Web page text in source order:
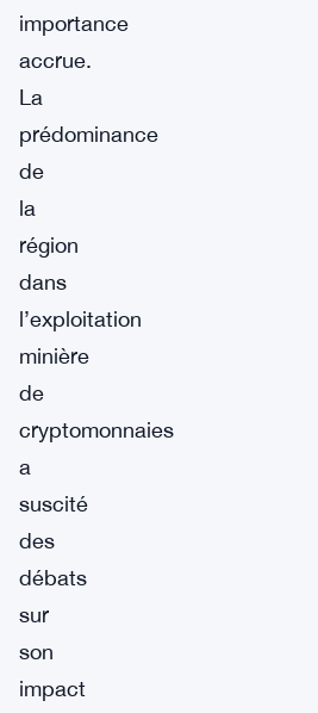
importance
accrue.
La
prédominance
de
la
région
dans
l’exploitation
minière
de
cryptomonnaies
a
suscité
des
débats
sur
son
impact